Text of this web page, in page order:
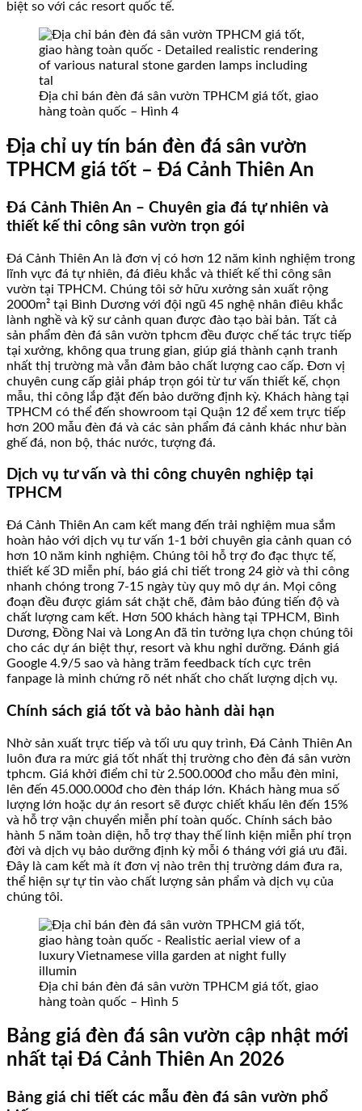
biệt so với các resort quốc tế.
Địa chỉ bán đèn đá sân vườn TPHCM giá tốt, giao
hàng toàn quốc – Hình 4
Địa chỉ uy tín bán đèn đá sân vườn
TPHCM giá tốt – Đá Cảnh Thiên An
Đá Cảnh Thiên An – Chuyên gia đá tự nhiên và
thiết kế thi công sân vườn trọn gói
Đá Cảnh Thiên An là đơn vị có hơn 12 năm kinh nghiệm trong
lĩnh vực đá tự nhiên, đá điêu khắc và thiết kế thi công sân
vườn tại TPHCM. Chúng tôi sở hữu xưởng sản xuất rộng
2000m² tại Bình Dương với đội ngũ 45 nghệ nhân điêu khắc
lành nghề và kỹ sư cảnh quan được đào tạo bài bản. Tất cả
sản phẩm đèn đá sân vườn tphcm đều được chế tác trực tiếp
tại xưởng, không qua trung gian, giúp giá thành cạnh tranh
nhất thị trường mà vẫn đảm bảo chất lượng cao cấp. Đơn vị
chuyên cung cấp giải pháp trọn gói từ tư vấn thiết kế, chọn
mẫu, thi công lắp đặt đến bảo dưỡng định kỳ. Khách hàng tại
TPHCM có thể đến showroom tại Quận 12 để xem trực tiếp
hơn 200 mẫu đèn đá và các sản phẩm đá cảnh khác như bàn
ghế đá, non bộ, thác nước, tượng đá.
Dịch vụ tư vấn và thi công chuyên nghiệp tại
TPHCM
Đá Cảnh Thiên An cam kết mang đến trải nghiệm mua sắm
hoàn hảo với dịch vụ tư vấn 1-1 bởi chuyên gia cảnh quan có
hơn 10 năm kinh nghiệm. Chúng tôi hỗ trợ đo đạc thực tế,
thiết kế 3D miễn phí, báo giá chi tiết trong 24 giờ và thi công
nhanh chóng trong 7-15 ngày tùy quy mô dự án. Mọi công
đoạn đều được giám sát chặt chẽ, đảm bảo đúng tiến độ và
chất lượng cam kết. Hơn 500 khách hàng tại TPHCM, Bình
Dương, Đồng Nai và Long An đã tin tưởng lựa chọn chúng tôi
cho các dự án biệt thự, resort và khu nghỉ dưỡng. Đánh giá
Google 4.9/5 sao và hàng trăm feedback tích cực trên
fanpage là minh chứng rõ nét nhất cho chất lượng dịch vụ.
Chính sách giá tốt và bảo hành dài hạn
Nhờ sản xuất trực tiếp và tối ưu quy trình, Đá Cảnh Thiên An
luôn đưa ra mức giá tốt nhất thị trường cho đèn đá sân vườn
tphcm. Giá khởi điểm chỉ từ 2.500.000đ cho mẫu đèn mini,
lên đến 45.000.000đ cho đèn tháp lớn. Khách hàng mua số
lượng lớn hoặc dự án resort sẽ được chiết khấu lên đến 15%
và hỗ trợ vận chuyển miễn phí toàn quốc. Chính sách bảo
hành 5 năm toàn diện, hỗ trợ thay thế linh kiện miễn phí trọn
đời và dịch vụ bảo dưỡng định kỳ mỗi 6 tháng với giá ưu đãi.
Đây là cam kết mà ít đơn vị nào trên thị trường dám đưa ra,
thể hiện sự tự tin vào chất lượng sản phẩm và dịch vụ của
chúng tôi.
Địa chỉ bán đèn đá sân vườn TPHCM giá tốt, giao
hàng toàn quốc – Hình 5
Bảng giá đèn đá sân vườn cập nhật mới
nhất tại Đá Cảnh Thiên An 2026
Bảng giá chi tiết các mẫu đèn đá sân vườn phổ